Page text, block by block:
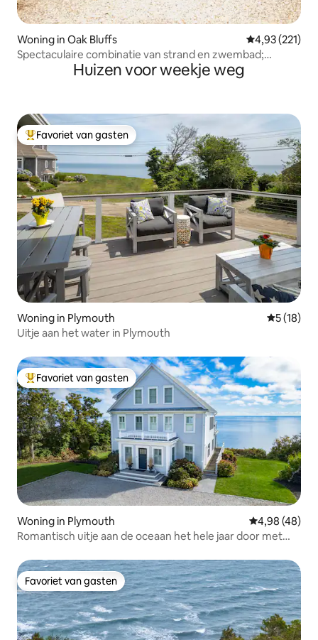
Woning in Oak Bluffs Gemiddelde
4,93 (221)
Spectaculaire combinatie van strand en zwembad;
prachtige zonsondergangen!
Huizen voor weekje weg
Topfavoriet van gasten
Favoriet van gasten
Woning in Plymouth
5 (18)
Uitje aan het water in Plymouth
Topfavoriet van gasten
Favoriet van gasten
Woning in Plymouth Gemiddelde
4,98 (48)
Romantisch uitje aan de oceaan het hele jaar door met
Favoriet van gasten
Favoriet van gasten